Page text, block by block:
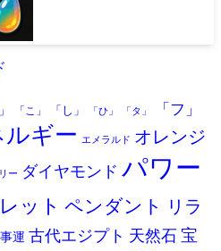
「こ」 「し」 「ひ」 「タ」 「フ」
ルギー エメラルド オレンジ
ー ダイヤモンド パワー
ット ペンダント
リラ
運 古代エジプト 天然石 宝